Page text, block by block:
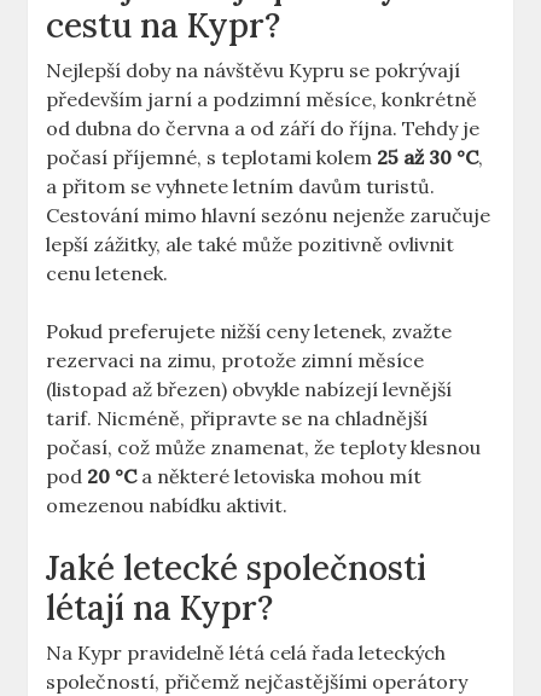
cestu na Kypr?
Nejlepší doby na návštěvu Kypru se pokrývají
především jarní a podzimní měsíce, konkrétně
od dubna do června a od září do října. Tehdy je
počasí příjemné, s teplotami kolem 25 až 30 °C,
a přitom se vyhnete letním davům turistů.
Cestování mimo hlavní sezónu nejenže zaručuje
lepší zážitky, ale také může pozitivně ovlivnit
cenu letenek.
Pokud preferujete nižší ceny letenek, zvažte
rezervaci na zimu, protože zimní měsíce
(listopad až březen) obvykle nabízejí levnější
tarif. Nicméně, připravte se na chladnější
počasí, což může znamenat, že teploty klesnou
pod 20 °Ca některé letoviska mohou mít
omezenou nabídku aktivit.
Jaké letecké společnosti
létají na Kypr?
Na Kypr pravidelně létá celá řada leteckých
společností, přičemž nejčastějšími operátory